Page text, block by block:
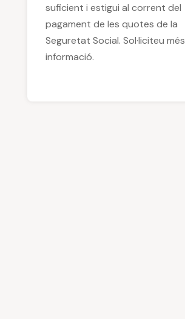
suficient i estigui al corrent del
pagament de les quotes de la
Seguretat Social. Sol·liciteu més
informació.